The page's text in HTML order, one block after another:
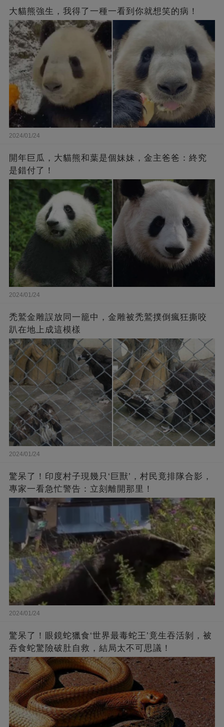
大貓熊強生，我得了一種一看到你就想笑的病！
2024/01/24
開年巨瓜，大貓熊和葉是個妹妹，金主爸爸：終究
是錯付了！
2024/01/24
禿鷲金雕誤放同一籠中，金雕被禿鷲撲倒瘋狂撕咬
趴在地上成這模樣
2024/01/24
驚呆了！印度村子現幾只‘巨獸’，村民竟排隊合影，
專家一看急忙警告：立刻離開那里！
2024/01/24
驚呆了！眼鏡蛇獵食‘世界最毒蛇王’竟生吞活剝，被
吞食蛇驚險破肚自救，結局太不可思議！